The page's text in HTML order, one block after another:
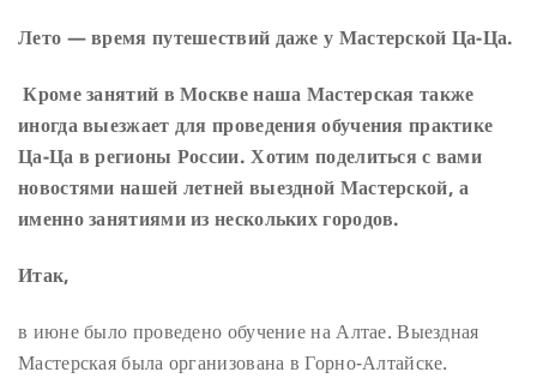
Лето — время путешествий даже у Мастерской Ца-Ца.
Кроме занятий в Москве наша Мастерская также
иногда выезжает для проведения обучения практике
Ца-Ца в регионы России. Хотим поделиться с вами
новостями нашей летней выездной Мастерской, а
именно занятиями из нескольких городов.
Итак,
в июне было проведено обучение на Алтае. Выездная
Мастерская была организована в Горно-Алтайске.